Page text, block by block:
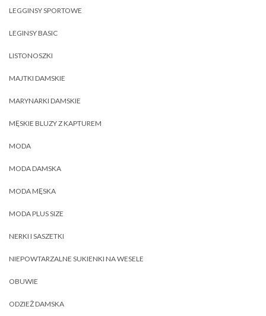
LEGGINSY SPORTOWE
LEGINSY BASIC
LISTONOSZKI
MAJTKI DAMSKIE
MARYNARKI DAMSKIE
MĘSKIE BLUZY Z KAPTUREM
MODA
MODA DAMSKA
MODA MĘSKA
MODA PLUS SIZE
NERKI I SASZETKI
NIEPOWTARZALNE SUKIENKI NA WESELE
OBUWIE
ODZIEŻ DAMSKA